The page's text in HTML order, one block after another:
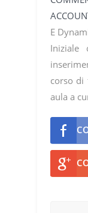
E
Iniziale
corso di
aula a